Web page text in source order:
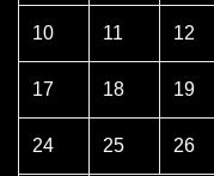
10 11 12
17 18 19
24 25 26